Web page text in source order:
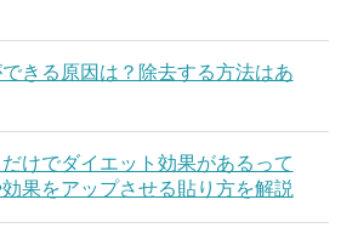
きる原因は？除去する方法はあ
けでダイエット効果があるって
果をアップさせる貼り方を解説